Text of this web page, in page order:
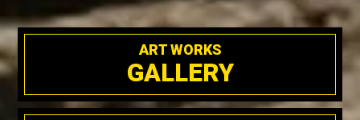
ART WORKS
GALLERY